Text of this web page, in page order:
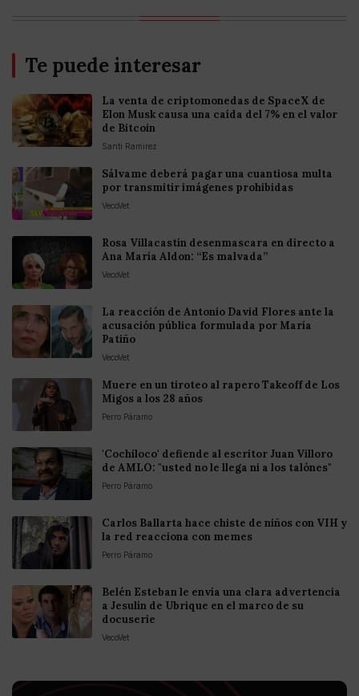
Te puede interesar
La venta de criptomonedas de SpaceX de
Elon Musk causa una caída del 7% en el valor
de Bitcoin
Santi Ramirez
Sálvame deberá pagar una cuantiosa multa
por transmitir imágenes prohibidas
VecoVet
Rosa Villacastín desenmascara en directo a
Ana María Aldon: “Es malvada”
VecoVet
La reacción de Antonio David Flores ante la
acusación pública formulada por María
Patiño
VecoVet
Muere en un tiroteo al rapero Takeoff de Los
Migos a los 28 años
Perro Páramo
'Cochiloco' defiende al escritor Juan Villoro
de AMLO: "usted no le llega ni a los talónes"
Perro Páramo
Carlos Ballarta hace chiste de niños con VIH y
la red reacciona con memes
Perro Páramo
Belén Esteban le envía una clara advertencia
a Jesulín de Ubrique en el marco de su
docuserie
VecoVet